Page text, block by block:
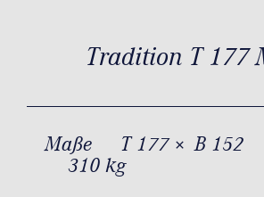
Tradition T 177
Maße T 177 × B 152
310 kg